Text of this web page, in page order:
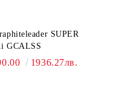
SUPER
GCALSS
1936.27лв.